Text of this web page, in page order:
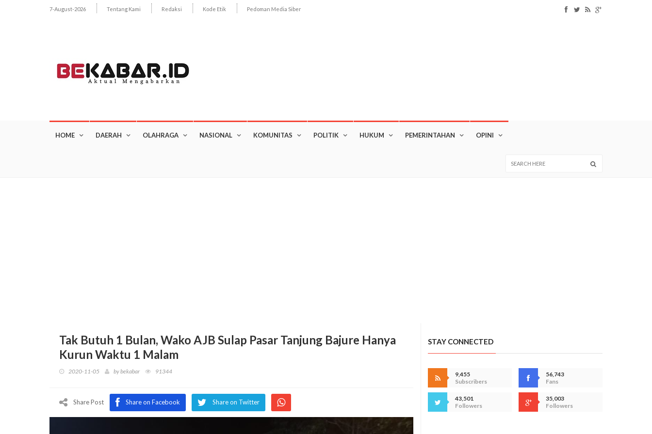
7-August-2026 Tentang Kami Redaksi Kode Etik Pedoman Media Siber
HOME DAERAH OLAHRAGA NASIONAL KOMUNITAS POLITIK HUKUM PEMERINTAHAN OPINI
Tak Butuh 1 Bulan, Wako AJB Sulap Pasar Tanjung Bajure Hanya
Kurun Waktu 1 Malam
2020-11-05 bybekabar 91344
Share Post Share on Facebook Share on Twitter
STAY CONNECTED
9,455
Subscribers
56,743
Fans
43,501
Followers
35,003
Followers